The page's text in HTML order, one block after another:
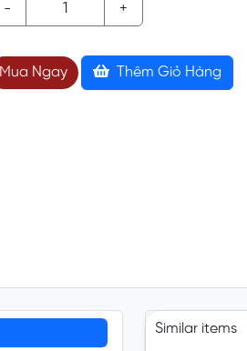
- +
Mua Ngay Thêm Giỏ Hàng
Similar items